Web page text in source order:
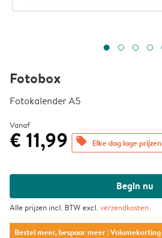
Fotobox
Fotokalender A5
Vanaf
€ 11,99 offers Elke dag lage prijzen
Begin nu
Alle prijzen incl. BTW excl.verzendkosten
Bestel meer, bespaar meer| Volumekorting